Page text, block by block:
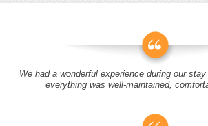
We had a wonderful experience during our
everything was well-maintained,